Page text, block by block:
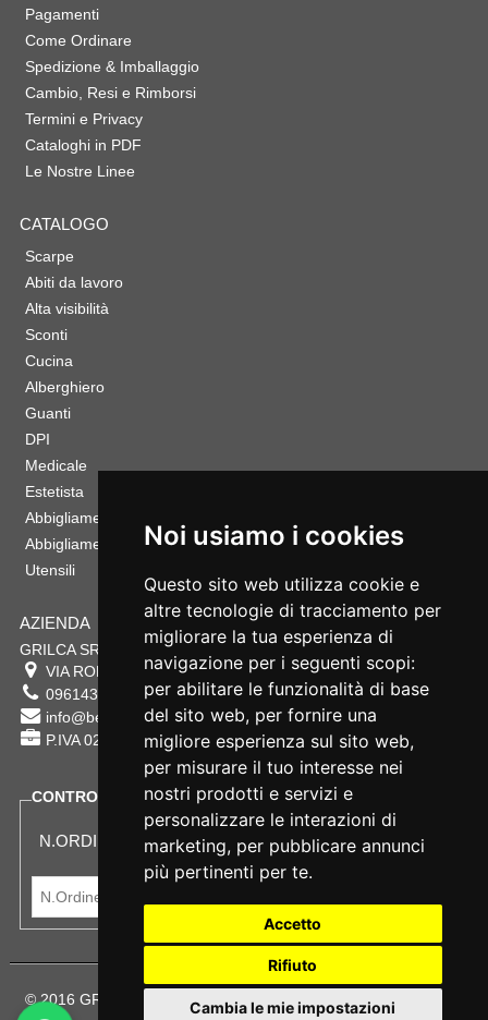
Noi usiamo i cookies
Questo sito web utilizza cookie e
altre tecnologie di tracciamento per
migliorare la tua esperienza di
navigazione per i seguenti scopi:
per abilitare le funzionalità di base
del sito web, per fornire una
migliore esperienza sul sito web,
per misurare il tuo interesse nei
nostri prodotti e servizi e
personalizzare le interazioni di
marketing, per pubblicare annunci
più pertinenti per te.
Accetto
Rifiuto
Cambia le mie impostazioni
Pagamenti
Come Ordinare
Spedizione & Imballaggio
Cambio, Resi e Rimborsi
Termini e Privacy
Cataloghi in PDF
Le Nostre Linee
CATALOGO
Scarpe
Abiti da lavoro
Alta visibilità
Sconti
Cucina
Alberghiero
Guanti
DPI
Medicale
Estetista
Abbigliamento Sportivo
Abbigliamento Bambino
Utensili
AZIENDA
GRILCA SRL
VIA ROMA 180 88054 SERSALE CZ
0961432177
info@bestsafety.it
P.IVA 02342180797
CONTROLLA LO STATO DEL TUO ORDINE
N.ORDINE:
© 2016 GRILCA SRL Sede Legale: VIA ROMA 180 - SERSALE -